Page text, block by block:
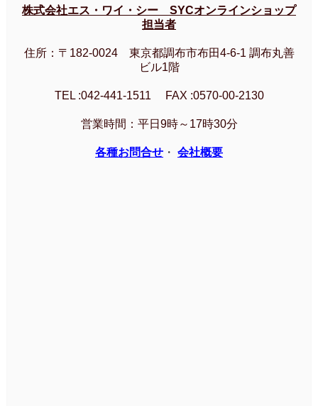
株式会社エス・ワイ・シー SYCオンラインショップ
担当者
住所：〒182-0024 東京都調布市布田4-6-1 調布丸善
ビル1階
TEL :042-441-1511 FAX :0570-00-2130
営業時間：平日9時～17時30分
各種お問合せ ・ 会社概要